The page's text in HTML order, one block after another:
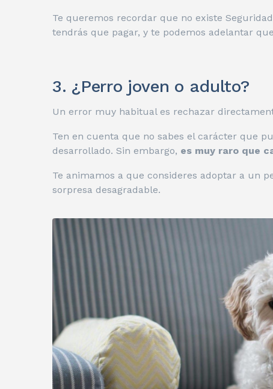
Te queremos recordar que no existe
tendrás que pagar, y te podemos adelantar
3. ¿Perro joven o adulto?
Un error muy habitual es rechazar
Ten en cuenta que no sabes el carácter que
desarrollado. Sin embargo, es muy raro que
Te animamos a que consideres adoptar a un
sorpresa desagradable.